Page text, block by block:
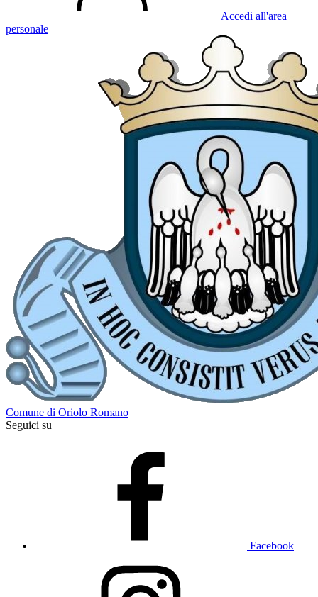
Accedi all'area
personale
Comune di Oriolo Romano
Seguici su
Facebook